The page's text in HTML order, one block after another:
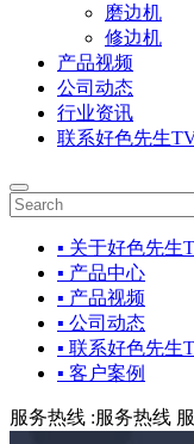
磨边机
修边机
产品视频
公司动态
行业资讯
联系好色先生
▪ 关于好色先生
▪ 产品中心
▪ 产品视频
▪ 公司动态
▪ 联系好色先生
▪ 客户案例
服务热线 :服务热线